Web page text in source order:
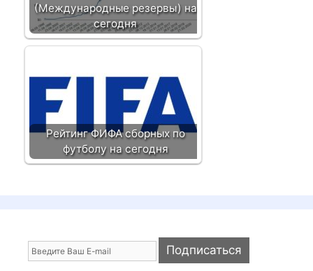
(Международные резервы) на
сегодня
Рейтинг ФИФА сборных по
футболу на сегодня